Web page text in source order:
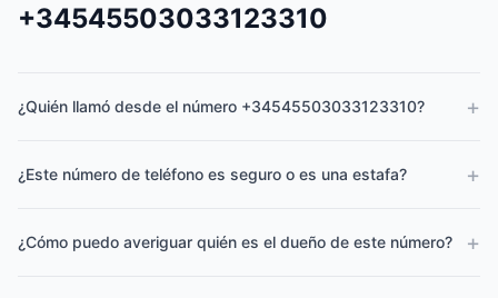
+34545503033123310
¿Quién llamó desde el número +34545503033123310? +
¿Este número de teléfono es seguro o es una estafa? +
¿Cómo puedo averiguar quién es el dueño de este número? +